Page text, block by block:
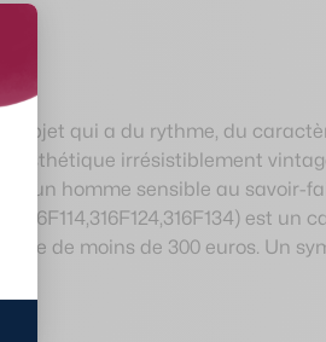
objet qui a du rythme, du
l’esthétique irrésistiblement
un homme sensible au savoir-
est un
de moins de 300 euros. Un